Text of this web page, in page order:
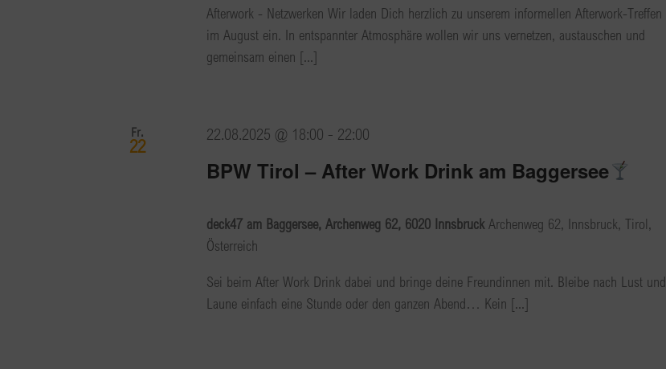
Afterwork - Netzwerken Wir laden Dich herzlich zu unserem informellen Afterwork-Treffen
im August ein. In entspannter Atmosphäre wollen wir uns vernetzen, austauschen und
gemeinsam einen [...]
Fr.
22
BPW Tirol – After Work Drink am Baggersee
22.08.2025 @ 18:00 - 22:00
deck47 am Baggersee, Archenweg 62, 6020 InnsbruckArchenweg 62, Innsbruck, Tirol,
Österreich
Sei beim After Work Drink dabei und bringe deine Freundinnen mit. Bleibe nach Lust und
Laune einfach eine Stunde oder den ganzen Abend… Kein [...]